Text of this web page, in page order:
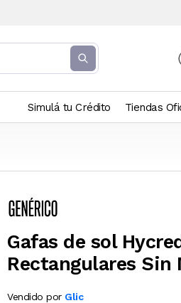
Simulá tu Crédito Tiendas
Gafas de sol
Rectangulares Sin
Vendido por Glic